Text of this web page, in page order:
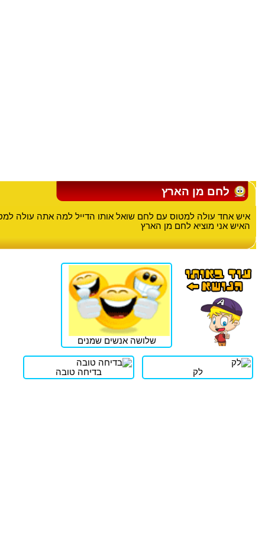
לחם מן הארץ
איש אחד עולה למטוס עם לחם שואל אותו הדייל למה אתה עולה
האיש אני מוציא לחם מן הארץ
שלושה אנשים שמנים
לק בדיחה טובה